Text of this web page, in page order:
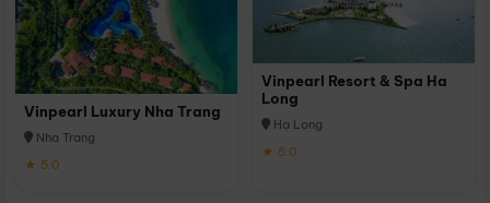
Vinpearl Luxury Nha Trang
Nha Trang
★ 5.0
Vinpearl Resort & Spa Ha
Long
Hạ Long
★ 5.0